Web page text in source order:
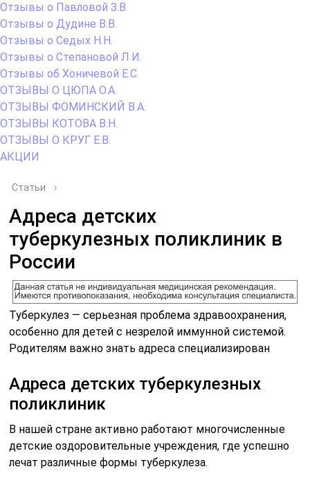
Отзывы о Павловой З.В.
Отзывы о Дудине В.В.
Отзывы о Седых Н.Н.
Отзывы о Степановой Л.И.
Отзывы об Хоничевой Е.С.
ОТЗЫВЫ О ЦЮПА О.А.
ОТЗЫВЫ ФОМИНСКИЙ В.А.
ОТЗЫВЫ КОТОВА В.Н.
ОТЗЫВЫ О КРУГ Е.В.
АКЦИИ
Статьи ›
Адреса детских
туберкулезных поликлиник в
России
Туберкулез — серьезная проблема здравоохранения,
особенно для детей с незрелой иммунной системой.
Родителям важно знать адреса специализирован
Адреса детских туберкулезных
поликлиник
В нашей стране активно работают многочисленные
детские оздоровительные учреждения, где успешно
лечат различные формы туберкулеза.